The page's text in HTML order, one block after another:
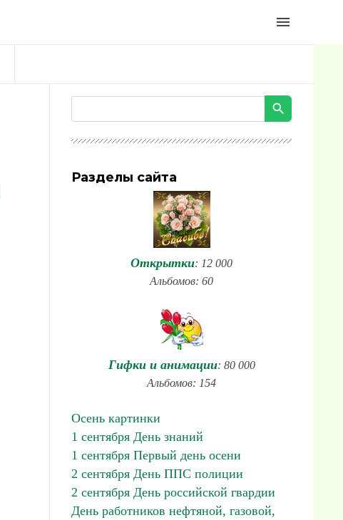
menu
Разделы сайта
Открытки: 12 000
Альбомов: 60
Гифки и анимации: 80 000
Альбомов: 154
Осень картинки
1 сентября День знаний
1 сентября Первый день осени
2 сентября День ППС полиции
2 сентября День российской гвардии
День работников нефтяной, газовой,